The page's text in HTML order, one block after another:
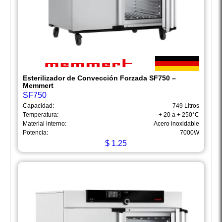
Esterilizador de Convección Forzada SF750 –
Memmert
SF750
Capacidad:
749 Litros
Temperatura:
+ 20 a + 250°C
Material interno:
Acero inoxidable
Potencia:
7000W
$ 1.25